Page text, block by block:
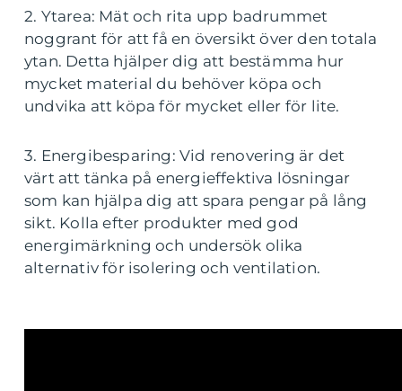
2. Ytarea: Mät och rita upp badrummet
noggrant för att få en översikt över den totala
ytan. Detta hjälper dig att bestämma hur
mycket material du behöver köpa och
undvika att köpa för mycket eller för lite.
3. Energibesparing: Vid renovering är det
värt att tänka på energieffektiva lösningar
som kan hjälpa dig att spara pengar på lång
sikt. Kolla efter produkter med god
energimärkning och undersök olika
alternativ för isolering och ventilation.